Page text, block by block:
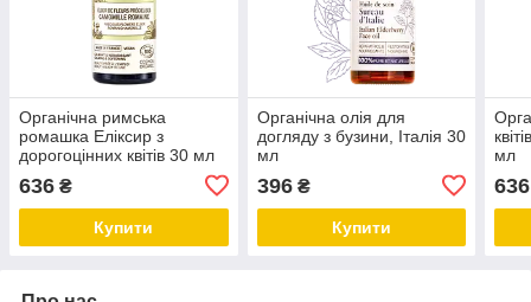
Органічна римська
ромашка Еліксир з
дорогоцінних квітів 30 мл
636 ₴
Купити
Органічна олія для
догляду з бузини, Італія 30
мл
396₴
Купити
мл
636